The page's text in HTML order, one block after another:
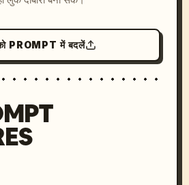
PROMPT में बदलें